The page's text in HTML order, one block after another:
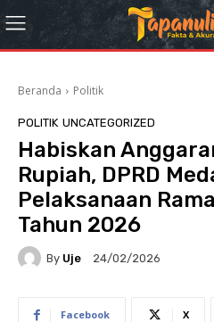
Beranda Politik
POLITIK UNCATEGORIZED
Habiskan
Rupiah, DPRD
Pelaksanaan
Tahun 2026
By Uje 24/02/2026
Facebook X